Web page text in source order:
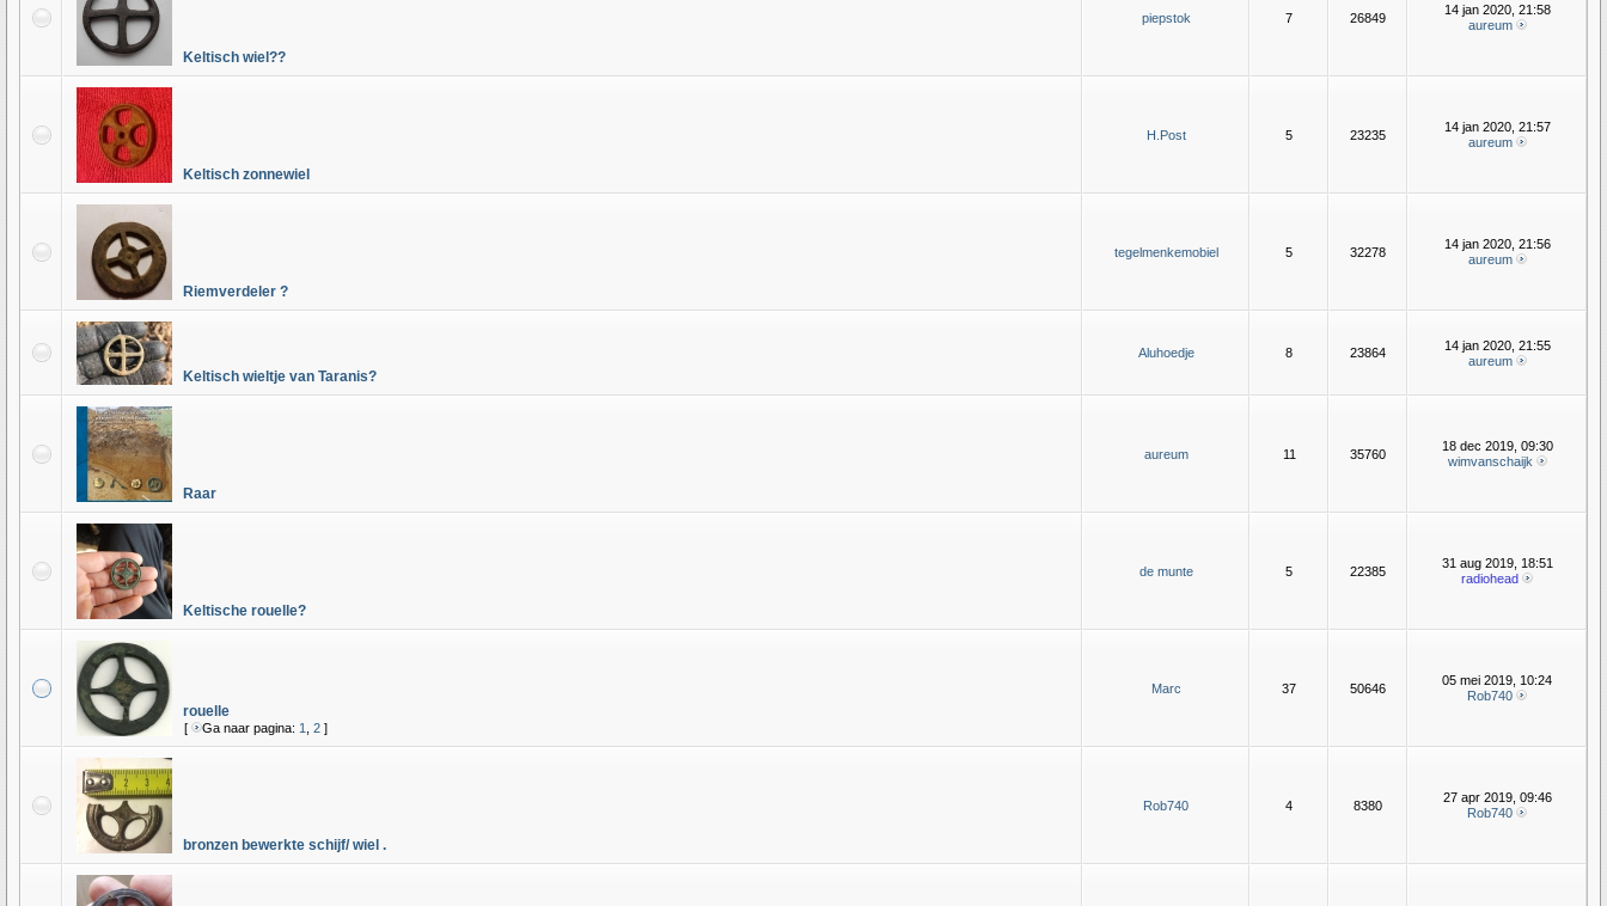
Keltisch wiel??
piepstok 7 26849
14 jan 2020, 21:58
aureum
Keltisch zonnewiel
H.Post 5 23235
14 jan 2020, 21:57
aureum
Riemverdeler ?
tegelmenkemobiel 5 32278
14 jan 2020, 21:56
aureum
Keltisch wieltje van Taranis?
Aluhoedje 8 23864
14 jan 2020, 21:55
aureum
Raar
aureum 11 35760
18 dec 2019, 09:30
wimvanschaijk
Keltische rouelle?
de munte 5 22385
31 aug 2019, 18:51
radiohead
rouelle
[ Ga naar pagina: 1 2 ]
Marc 37 50646
05 mei 2019, 10:24
Rob740
bronzen bewerkte schijf/ wiel .
Rob740 4 8380
27 apr 2019, 09:46
Rob740